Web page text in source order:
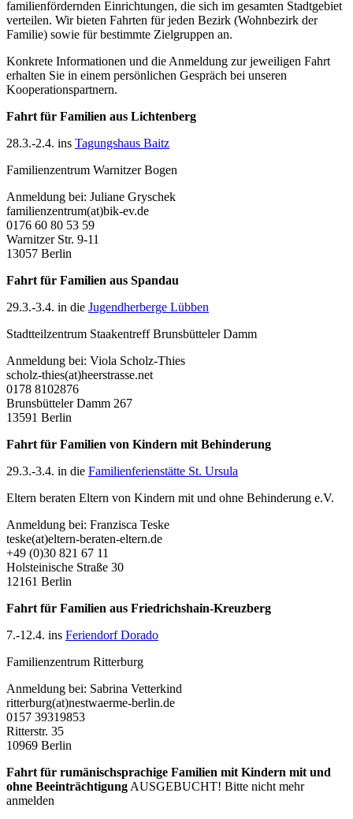
familienfördernden Einrichtungen, die sich im gesamten Stadtgebiet
verteilen. Wir bieten Fahrten für jeden Bezirk (Wohnbezirk der
Familie) sowie für bestimmte Zielgruppen an.
Konkrete Informationen und die Anmeldung zur jeweiligen Fahrt
erhalten Sie in einem persönlichen Gespräch bei unseren
Kooperationspartnern.
Fahrt für Familien aus Lichtenberg
28.3.-2.4. ins Tagungshaus Baitz
Familienzentrum Warnitzer Bogen
Anmeldung bei: Juliane Gryschek
familienzentrum(at)bik-ev.de
0176 60 80 53 59
Warnitzer Str. 9-11
13057 Berlin
Fahrt für Familien aus Spandau
29.3.-3.4. in die Jugendherberge Lübben
Stadtteilzentrum Staakentreff Brunsbütteler Damm
Anmeldung bei: Viola Scholz-Thies
scholz-thies(at)heerstrasse.net
0178 8102876
Brunsbütteler Damm 267
13591 Berlin
Fahrt für Familien von Kindern mit Behinderung
29.3.-3.4. in die Familienferienstätte St. Ursula
Eltern beraten Eltern von Kindern mit und ohne Behinderung e.V.
Anmeldung bei: Franzisca Teske
teske(at)eltern-beraten-eltern.de
+49 (0)30 821 67 11
Holsteinische Straße 30
12161 Berlin
Fahrt für Familien aus Friedrichshain-Kreuzberg
7.-12.4. ins Feriendorf Dorado
Familienzentrum Ritterburg
Anmeldung bei: Sabrina Vetterkind
ritterburg(at)nestwaerme-berlin.de
0157 39319853
Ritterstr. 35
10969 Berlin
Fahrt für rumänischsprachige Familien mit Kindern mit und
ohne Beeinträchtigung AUSGEBUCHT! Bitte nicht mehr
anmelden